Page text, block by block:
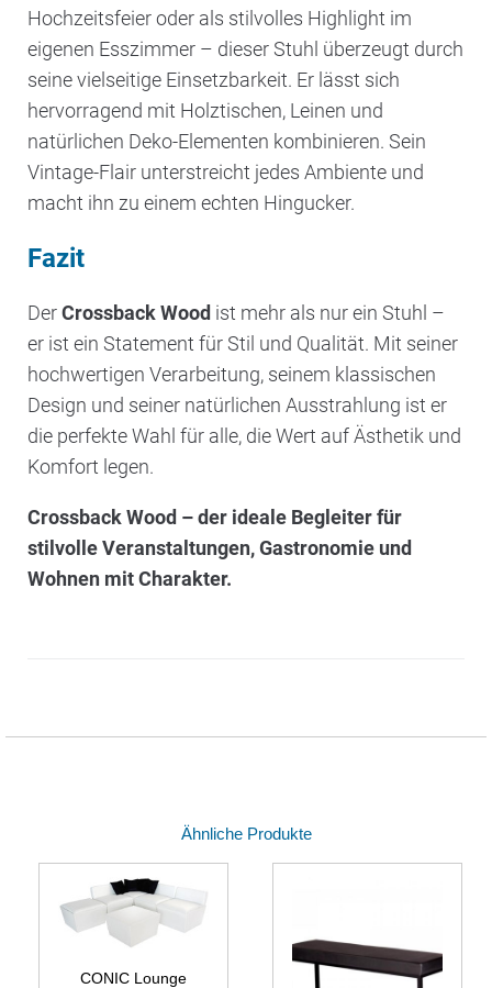
Hochzeitsfeier oder als stilvolles Highlight im
eigenen Esszimmer – dieser Stuhl überzeugt durch
seine vielseitige Einsetzbarkeit. Er lässt sich
hervorragend mit Holztischen, Leinen und
natürlichen Deko-Elementen kombinieren. Sein
Vintage-Flair unterstreicht jedes Ambiente und
macht ihn zu einem echten Hingucker.
Fazit
DerCrossback Wood ist mehr als nur ein Stuhl –
er ist ein Statement für Stil und Qualität. Mit seiner
hochwertigen Verarbeitung, seinem klassischen
Design und seiner natürlichen Ausstrahlung ist er
die perfekte Wahl für alle, die Wert auf Ästhetik und
Komfort legen.
Crossback Wood – der ideale Begleiter für
stilvolle Veranstaltungen, Gastronomie und
Wohnen mit Charakter.
Ähnliche Produkte
CONIC Lounge